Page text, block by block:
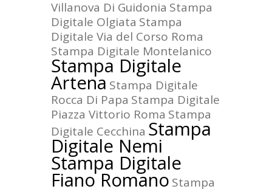
Villanova Di Guidonia Stampa
Digitale Olgiata Stampa
Digitale Via del Corso Roma
Stampa Digitale Montelanico
Stampa Digitale
Artena Stampa Digitale
Rocca Di Papa Stampa Digitale
Piazza Vittorio Roma Stampa
Digitale Cecchina Stampa
Digitale Nemi
Stampa Digitale
Fiano Romano Stampa